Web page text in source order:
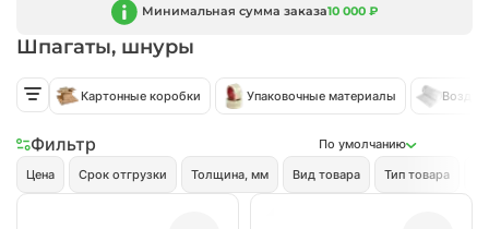
Минимальная сумма заказа10 000 ₽
Шпагаты, шнуры
Картонные коробки Упаковочные материалы
Фильтр
По умолчанию
Цена
Срок отгрузки Толщина, мм Вид товара Тип товара